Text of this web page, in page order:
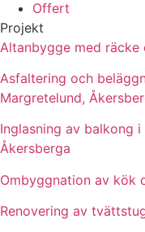
Offert
Projekt
Altanbygge med
Asfaltering och
Margretelund,
Inglasning av balkong
Åkersberga
Ombyggnation av kök
Renovering av